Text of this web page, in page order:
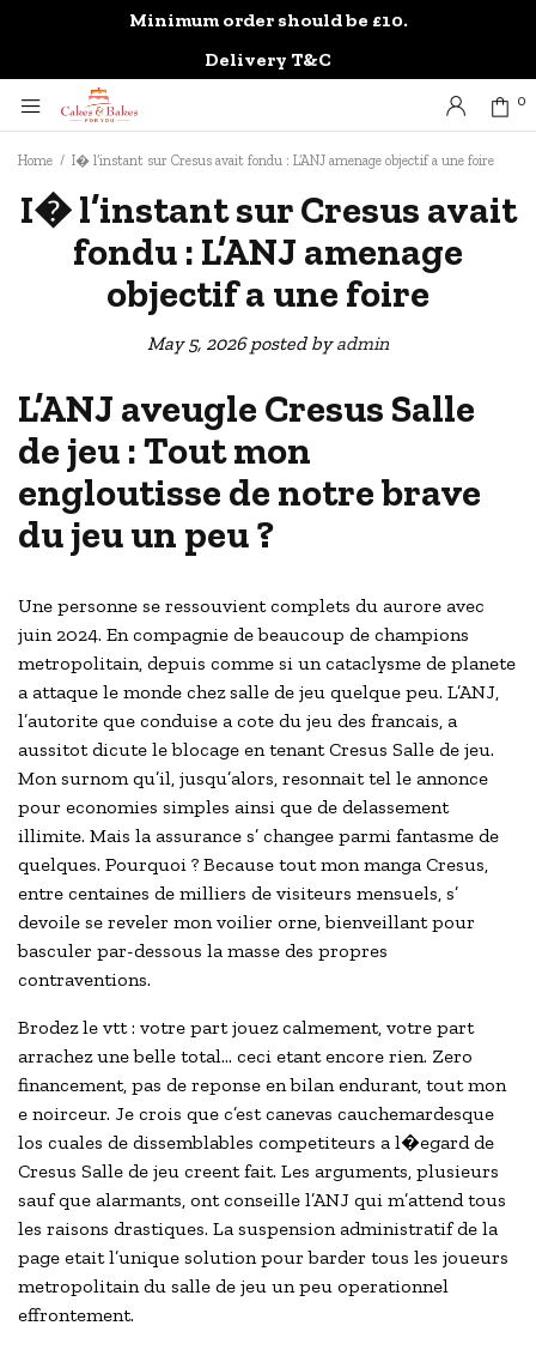
Minimum order should be £10.
Delivery T&C
0
Home / I� l’instant sur Cresus avait fondu : L’ANJ amenage objectif a une foire
I� l’instant sur Cresus avait
fondu : L’ANJ amenage
objectif a une foire
May 5, 2026 posted byadmin
L’ANJ aveugle Cresus Salle
de jeu : Tout mon
engloutisse de notre brave
du jeu un peu ?
Une personne se ressouvient complets du aurore avec
juin 2024. En compagnie de beaucoup de champions
metropolitain, depuis comme si un cataclysme de planete
a attaque le monde chez salle de jeu quelque peu. L’ANJ,
l’autorite que conduise a cote du jeu des francais, a
aussitot dicute le blocage en tenant Cresus Salle de jeu.
Mon surnom qu’il, jusqu’alors, resonnait tel le annonce
pour economies simples ainsi que de delassement
illimite. Mais la assurance s’ changee parmi fantasme de
quelques. Pourquoi ? Because tout mon manga Cresus,
entre centaines de milliers de visiteurs mensuels, s’
devoile se reveler mon voilier orne, bienveillant pour
basculer par-dessous la masse des propres
contraventions.
Brodez le vtt : votre part jouez calmement, votre part
arrachez une belle total… ceci etant encore rien. Zero
financement, pas de reponse en bilan endurant, tout mon
e noirceur. Je crois que c’est canevas cauchemardesque
los cuales de dissemblables competiteurs a l�egard de
Cresus Salle de jeu creent fait. Les arguments, plusieurs
sauf que alarmants, ont conseille l’ANJ qui m’attend tous
les raisons drastiques. La suspension administratif de la
page etait l’unique solution pour barder tous les joueurs
metropolitain du salle de jeu un peu operationnel
effrontement.